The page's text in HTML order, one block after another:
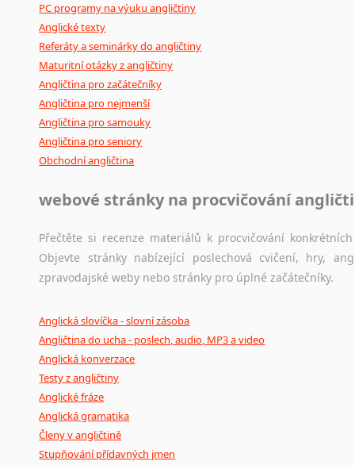
PC programy na výuku angličtiny
Anglické texty
Referáty a seminárky do angličtiny
Maturitní otázky z angličtiny
Angličtina pro začátečníky
Angličtina pro nejmenší
Angličtina pro samouky
Angličtina pro seniory
Obchodní angličtina
webové stránky na procvičování
Přečtěte si recenze materiálů k procvičování
Objevte stránky nabízející poslechová cvičení, hry,
zpravodajské weby nebo stránky pro úplné začátečníky.
Anglická slovíčka - slovní zásoba
Angličtina do ucha - poslech, audio, MP3 a video
Anglická konverzace
Testy z angličtiny
Anglické fráze
Anglická gramatika
Členy v angličtině
Stupňování přídavných jmen